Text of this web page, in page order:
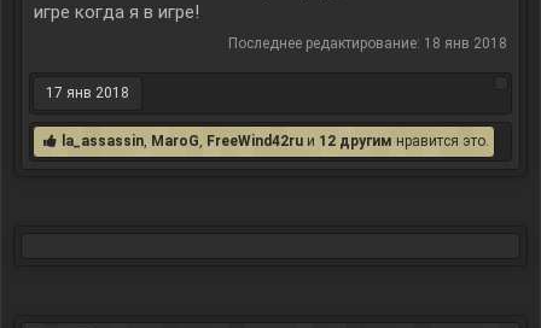
игре когда я в игре!
Последнее редактирование: 18 янв 2018
17 янв 2018
la_assassin, MaroG, FreeWind42ru и 12 другим нравится это.